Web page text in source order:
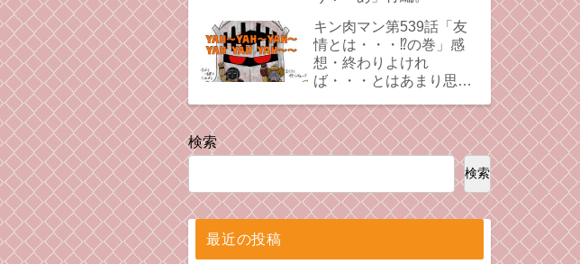
キン肉マン第539話「友
情とは・・・⁉︎の巻」感
想・終わりよけれ
ば・・・とはあまり思え
検索
検索
最近の投稿